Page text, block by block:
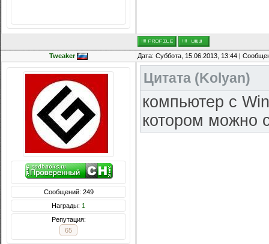
14216
Tweaker Дата: Суббота, 15.06.2013, 13:44 |
Сообщений: 249
Награды: 1
Репутация:
65
Цитата (Kolyan)
компьютер с
котором можно